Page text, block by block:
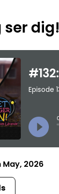
ser dig!
May, 2026